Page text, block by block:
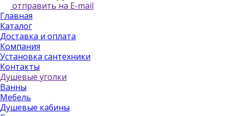
отправить на E-mail
Главная
Каталог
Доставка и оплата
Компания
Установка сантехники
Контакты
Душевые уголки
Ванны
Мебель
Душевые кабины